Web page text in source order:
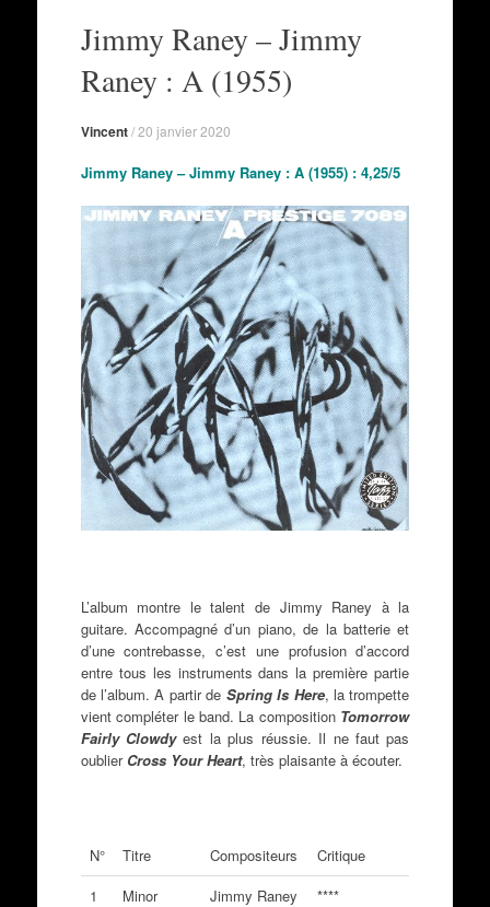
contenuJimmy Raney – Jimmy
Raney : A (1955)
Vincent/20 janvier 2020
Jimmy Raney – Jimmy Raney : A (1955) : 4,25/5
L’album montre le talent de Jimmy Raney à la
guitare. Accompagné d’un piano, de la batterie et
d’une contrebasse, c’est une profusion d’accord
entre tous les instruments dans la première partie
de l’album. A partir de Spring Is Here, la trompette
vient compléter le band. La composition Tomorrow
Fairly Clowdyest la plus réussie. Il ne faut pas
oublier Cross Your Heart, très plaisante à écouter.
N° Titre Compositeurs
Critique
1
Minor Jimmy Raney
****